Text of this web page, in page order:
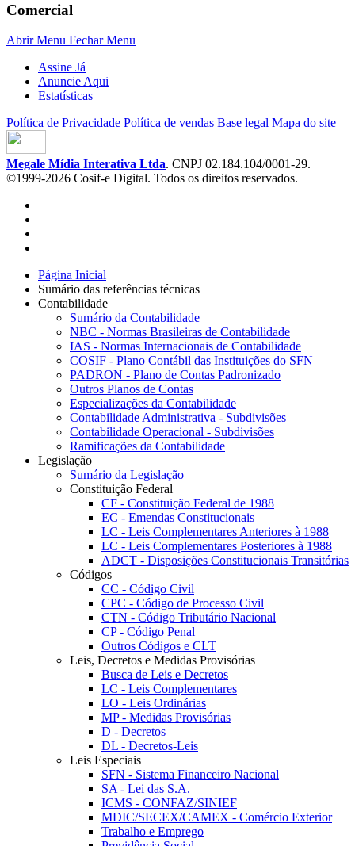
Comercial
Abrir Menu Fechar Menu
Assine Já
Anuncie Aqui
Estatísticas
Política de Privacidade Política de vendas Base legal Mapa do site
Megale Mídia Interativa Ltda. CNPJ 02.184.104/0001-29.
©1999-2026 Cosif-e Digital. Todos os direitos reservados.
Página Inicial
Sumário das referências técnicas
Contabilidade
Sumário da Contabilidade
NBC - Normas Brasileiras de Contabilidade
IAS - Normas Internacionais de Contabilidade
COSIF - Plano Contábil das Instituições do SFN
PADRON - Plano de Contas Padronizado
Outros Planos de Contas
Especializações da Contabilidade
Contabilidade Administrativa - Subdivisões
Contabilidade Operacional - Subdivisões
Ramificações da Contabilidade
Legislação
Sumário da Legislação
Constituição Federal
CF - Constituição Federal de 1988
EC - Emendas Constitucionais
LC - Leis Complementares Anteriores à 1988
LC - Leis Complementares Posteriores à 1988
ADCT - Disposições Constitucionais Transitórias
Códigos
CC - Código Civil
CPC - Código de Processo Civil
CTN - Código Tributário Nacional
CP - Código Penal
Outros Códigos e CLT
Leis, Decretos e Medidas Provisórias
Busca de Leis e Decretos
LC - Leis Complementares
LO - Leis Ordinárias
MP - Medidas Provisórias
D - Decretos
DL - Decretos-Leis
Leis Especiais
SFN - Sistema Financeiro Nacional
SA - Lei das S.A.
ICMS - CONFAZ/SINIEF
MDIC/SECEX/CAMEX - Comércio Exterior
Trabalho e Emprego